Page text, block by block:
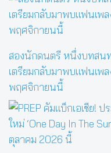
สองนักดนตรี หนึ่งบทสนท
เตรียมกลับมาพบแฟนเพ
พฤศจิกายนนี้